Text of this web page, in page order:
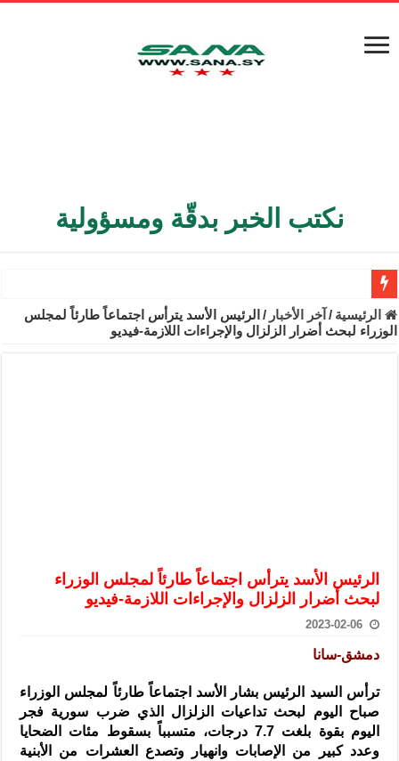
نكتب الخبر بدقّة ومسؤولية
الأمن الداخلي يعثر على مقبرة جماعية في ريف اللاذقية تضم 9 جثامين
الوزير الشيباني يبحث في باريس تعزيز الاستقرار في سوريا
سوريا تبحث مع الإيسيسكو التعاون في البحث العلمي وحماية التراث
الرئيسية / آخر الأخبار / الرئيس الأسد يترأس اجتماعاً طارئاً لمجلس
الوزراء لبحث أضرار الزلزال والإجراءات اللازمة-فيديو
الرئيس الأسد يترأس اجتماعاً طارئاً لمجلس الوزراء
لبحث أضرار الزلزال والإجراءات اللازمة-فيديو
2023-02-06
دمشق-سانا
ترأس السيد الرئيس بشار الأسد اجتماعاً طارئاً لمجلس الوزراء
صباح اليوم لبحث تداعيات الزلزال الذي ضرب سورية فجر
اليوم بقوة بلغت 7.7 درجات، متسبباً بسقوط مئات الضحايا
وعدد كبير من الإصابات وانهيار وتصدع العشرات من الأبنية